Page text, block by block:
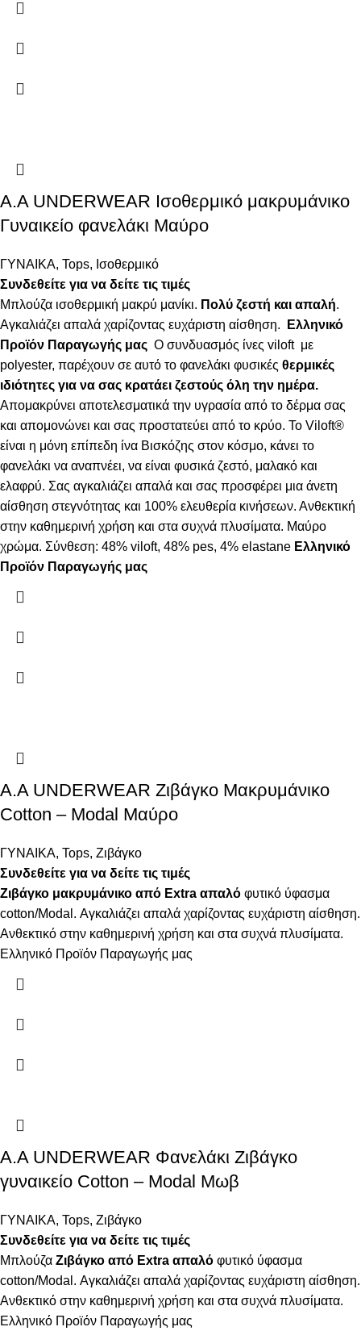
Α.A UNDERWEAR Ισοθερμικό μακρυμάνικο
Γυναικείο φανελάκι Μαύρο
ΓΥΝΑΙΚΑ, Tops, Ισοθερμικό
Συνδεθείτε για να δείτε τις τιμές
Μπλούζα ισοθερμική μακρύ μανίκι. Πολύ ζεστή και απαλή.
Αγκαλιάζει απαλά χαρίζοντας ευχάριστη αίσθηση.
Ελληνικό
Προϊόν Παραγωγής μας Ο συνδυασμός ίνες viloft με
polyester, παρέχουν σε αυτό το φανελάκι φυσικές θερμικές
ιδιότητες για να σας κρατάει ζεστούς όλη την ημέρα.
Απομακρύνει αποτελεσματικά την υγρασία από το δέρμα σας
και απομονώνει και σας προστατεύει από το κρύο. Το Viloft®
είναι η μόνη επίπεδη ίνα Βισκόζης στον κόσμο, κάνει το
φανελάκι να αναπνέει, να είναι φυσικά ζεστό, μαλακό και
ελαφρύ. Σας αγκαλιάζει απαλά και σας προσφέρει μια άνετη
αίσθηση στεγνότητας και 100% ελευθερία κινήσεων. Ανθεκτική
στην καθημερινή χρήση και στα συχνά πλυσίματα. Μαύρο
χρώμα. Σύνθεση: 48% viloft, 48% pes, 4% elastane Ελληνικό
Προϊόν Παραγωγής μας
Α.A UNDERWEAR Ζιβάγκο Μακρυμάνικο
Cotton – Modal Μαύρο
ΓΥΝΑΙΚΑ, Tops, Ζιβάγκο
Συνδεθείτε για να δείτε τις τιμές
Ζιβάγκο μακρυμάνικο από Extra απαλό φυτικό ύφασμα
cotton/Modal. Αγκαλιάζει απαλά χαρίζοντας ευχάριστη αίσθηση.
Ανθεκτικό στην καθημερινή χρήση και στα συχνά πλυσίματα.
Ελληνικό Προϊόν Παραγωγής μας
Α.A UNDERWEAR Φανελάκι Ζιβάγκο
γυναικείο Cotton – Modal Μωβ
ΓΥΝΑΙΚΑ, Tops, Ζιβάγκο
Συνδεθείτε για να δείτε τις τιμές
Μπλούζα Ζιβάγκο από Extra απαλό φυτικό ύφασμα
cotton/Modal. Αγκαλιάζει απαλά χαρίζοντας ευχάριστη αίσθηση.
Ανθεκτικό στην καθημερινή χρήση και στα συχνά πλυσίματα.
Ελληνικό Προϊόν Παραγωγής μας